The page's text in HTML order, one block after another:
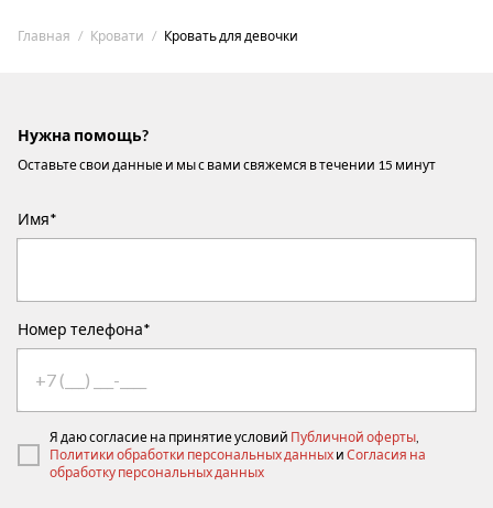
Главная Кровати Кровать для девочки
Нужна помощь?
Оставьте свои данные и мы с вами свяжемся в течении 15 минут
Имя*
Номер телефона*
Я даю согласие на принятие условий Публичной оферты,
Политики обработки персональных данных и Согласия на
обработку персональных данных